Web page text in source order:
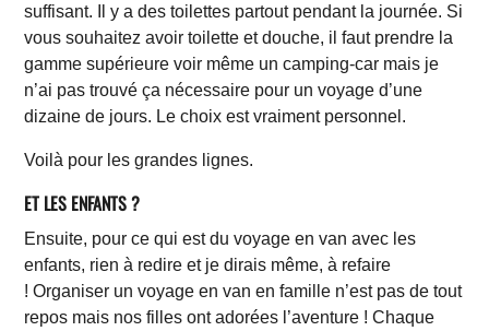
suffisant. Il y a des toilettes partout pendant la journée. Si
vous souhaitez avoir toilette et douche, il faut prendre la
gamme supérieure voir même un camping-car mais je
n’ai pas trouvé ça nécessaire pour un voyage d’une
dizaine de jours. Le choix est vraiment personnel.
Voilà pour les grandes lignes.
ET LES ENFANTS ?
Ensuite, pour ce qui est du voyage en van avec les
enfants, rien à redire et je dirais même, à refaire
! Organiser un voyage en van en famille n’est pas de tout
repos mais nos filles ont adorées l’aventure ! Chaque